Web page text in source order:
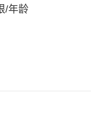
/年龄